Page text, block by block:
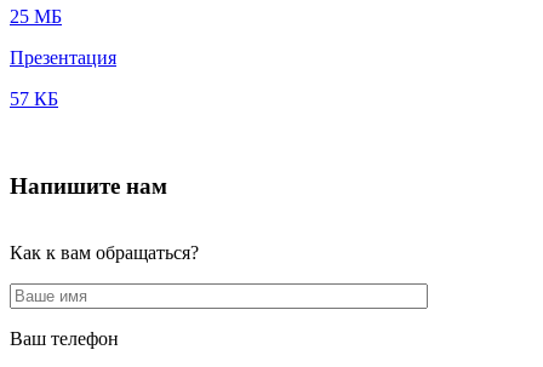
25 МБ
Презентация
57 КБ
Напишите нам
Как к вам обращаться?
Ваш телефон